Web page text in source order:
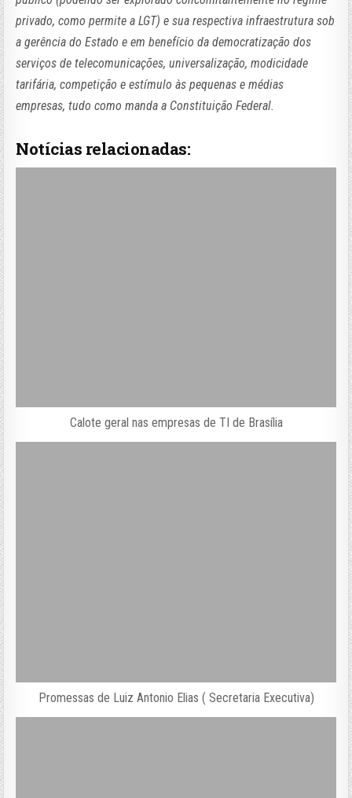
privado, como permite a LGT) e sua respectiva infraestrutura sob
a gerência do Estado e em benefício da democratização dos
serviços de telecomunicações, universalização, modicidade
tarifária, competição e estímulo às pequenas e médias
empresas, tudo como manda a Constituição Federal.
Notícias relacionadas:
Calote geral nas empresas de TI de Brasília
Promessas de Luiz Antonio Elias ( Secretaria Executiva)